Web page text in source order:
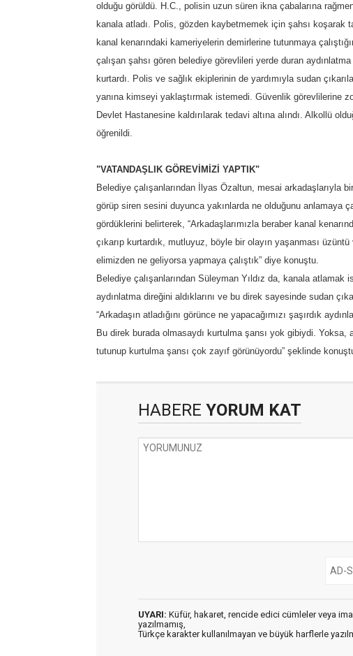
olduğu görüldü. H.C., polisin uzun süren ikna çabalarına
kanala atladı. Polis, gözden kaybetmemek için şahsı koşarak
kanal kenarındaki kameriyelerin demirlerine tutunmaya
çalışan şahsı gören belediye görevlileri yerde duran
kurtardı. Polis ve sağlık ekiplerinin de yardımıyla sudan
yanına kimseyi yaklaştırmak istemedi. Güvenlik görevlilerine
Devlet Hastanesine kaldırılarak tedavi altına alındı. Alkollü
öğrenildi.
"VATANDAŞLIK GÖREVİMİZİ YAPTIK"
Belediye çalışanlarından İlyas Özaltun, mesai arkadaşlarıyla
görüp siren sesini duyunca yakınlarda ne olduğunu anlamaya
gördüklerini belirterek, “Arkadaşlarımızla beraber kanal
çıkarıp kurtardık, mutluyuz, böyle bir olayın yaşanması
elimizden ne geliyorsa yapmaya çalıştık” diye konuştu.
Belediye çalışanlarından Süleyman Yıldız da, kanala atlamak
aydınlatma direğini aldıklarını ve bu direk sayesinde sudan
“Arkadaşın atladığını görünce ne yapacağımızı şaşırdık
Bu direk burada olmasaydı kurtulma şansı yok gibiydi.
tutunup kurtulma şansı çok zayıf görünüyordu” şeklinde
HABERE YORUM KAT
UYARI: Küfür, hakaret, rencide edici cümleler veya
yazılmamış,
Türkçe karakter kullanılmayan ve büyük harflerle